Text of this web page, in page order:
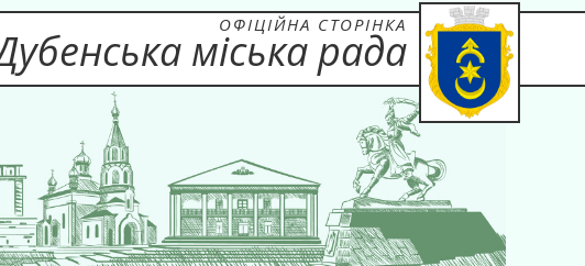
ОФІЦІЙНА СТОРІНКА
міська рада